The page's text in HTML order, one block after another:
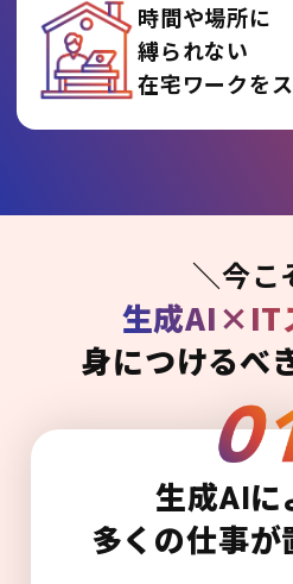
時間や場所に
縛られない
在宅ワークを
＼今こ
生成AI×IT
身につけるべ
生成AIに
多くの仕事が